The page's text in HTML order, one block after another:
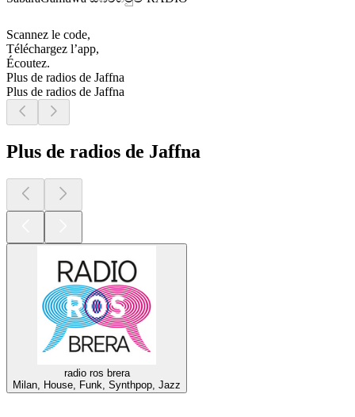
Scannez le code,
Téléchargez l’app,
Écoutez.
Plus de radios de Jaffna
Plus de radios de Jaffna
Plus de radios de Jaffna
radio ros brera
Milan, House, Funk, Synthpop, Jazz